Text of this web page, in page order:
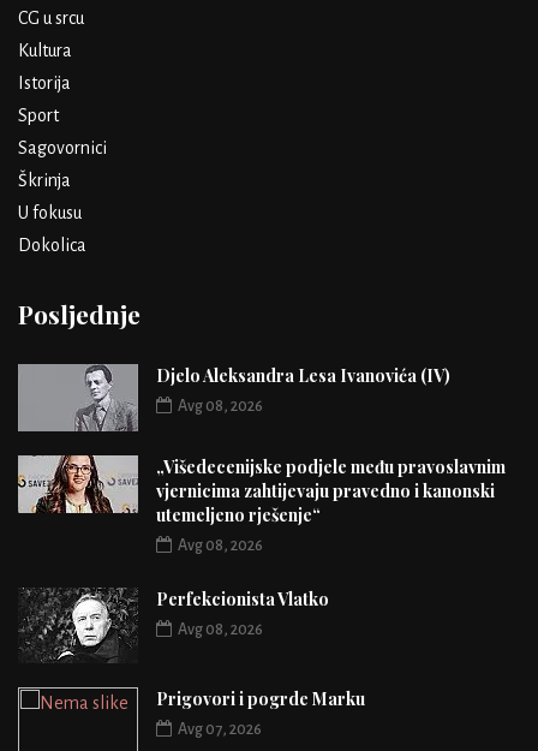
CG u srcu
Kultura
Istorija
Sport
Sagovornici
Škrinja
U fokusu
Dokolica
Posljednje
Djelo Aleksandra Lesa Ivanovića (IV)
Avg 08, 2026
„Višedecenijske podjele među pravoslavnim
vjernicima zahtijevaju pravedno i kanonski
utemeljeno rješenje“
Avg 08, 2026
Perfekcionista Vlatko
Avg 08, 2026
Prigovori i pogrde Marku
Avg 07, 2026